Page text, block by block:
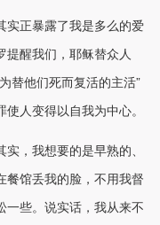
实正暴露了我是多么的爱
提醒我们，耶稣替众人
替他们死而复活的主活”
人变得以自我为中心。
，我想要的是早熟的、
餐馆丢我的脸，不用我督
一些。说实话，我从来不